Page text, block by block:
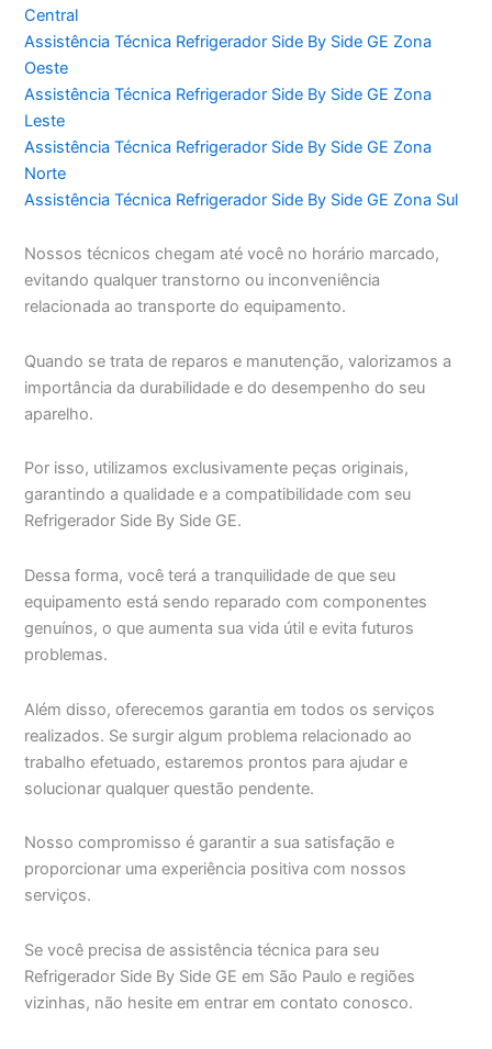
Central
Assistência Técnica Refrigerador Side By Side GE Zona
Oeste
Assistência Técnica Refrigerador Side By Side GE Zona
Leste
Assistência Técnica Refrigerador Side By Side GE Zona
Norte
Assistência Técnica Refrigerador Side By Side GE Zona Sul
Nossos técnicos chegam até você no horário marcado,
evitando qualquer transtorno ou inconveniência
relacionada ao transporte do equipamento.
Quando se trata de reparos e manutenção, valorizamos a
importância da durabilidade e do desempenho do seu
aparelho.
Por isso, utilizamos exclusivamente peças originais,
garantindo a qualidade e a compatibilidade com seu
Refrigerador Side By Side GE.
Dessa forma, você terá a tranquilidade de que seu
equipamento está sendo reparado com componentes
genuínos, o que aumenta sua vida útil e evita futuros
problemas.
Além disso, oferecemos garantia em todos os serviços
realizados. Se surgir algum problema relacionado ao
trabalho efetuado, estaremos prontos para ajudar e
solucionar qualquer questão pendente.
Nosso compromisso é garantir a sua satisfação e
proporcionar uma experiência positiva com nossos
serviços.
Se você precisa de assistência técnica para seu
Refrigerador Side By Side GE em São Paulo e regiões
vizinhas, não hesite em entrar em contato conosco.